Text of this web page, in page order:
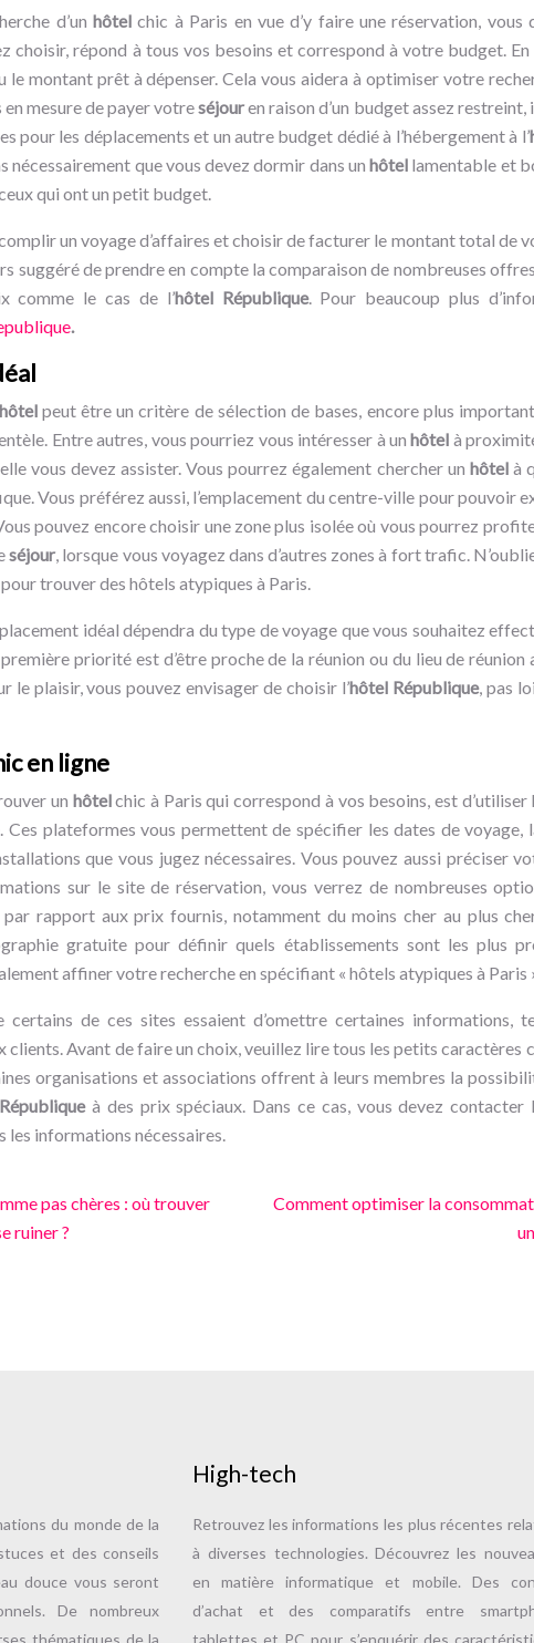
d’unhôtel chic à Paris en vue d’y faire une réservation, vous
choisir, répond à tous vos besoins et correspond à votre budget.
le montant prêt à dépenser. Cela vous aidera à optimiser votre
en mesure de payer votreséjouren raison d’un budget assez
pour les déplacements et un autre budget dédié à l’hébergement à l’
nécessairement que vous devez dormir dans unhôtel lamentable et
qui ont un petit budget.
un voyage d’affaires et choisir de facturer le montant total de
suggéré de prendre en compte la comparaison de nombreuses
comme le cas de l’hôtel République. Pour beaucoup plus
.
hôtelpeut être un critère de sélection de bases, encore plus
Entre autres, vous pourriez vous intéresser à unhôtel à
vous devez assister. Vous pourrez également chercher un hôtelà
Vous préférez aussi, l’emplacement du centre-ville pour pouvoir
pouvez encore choisir une zone plus isolée où vous pourrez
séjour, lorsque vous voyagez dans d’autres zones à fort trafic.
trouver des hôtels atypiques à Paris.
idéal dépendra du type de voyage que vous souhaitez
priorité est d’être proche de la réunion ou du lieu de réunion
le plaisir, vous pouvez envisager de choisir l’hôtel République, pas
en ligne
un hôtelchic à Paris qui correspond à vos besoins, est d’utiliser
Ces plateformes vous permettent de spécifier les dates de voyage,
que vous jugez nécessaires. Vous pouvez aussi préciser
sur le site de réservation, vous verrez de nombreuses
par rapport aux prix fournis, notamment du moins cher au plus
gratuite pour définir quels établissements sont les plus
affiner votre recherche en spécifiant « hôtels atypiques à Paris
de ces sites essaient d’omettre certaines informations,
clients. Avant de faire un choix, veuillez lire tous les petits caractères
organisations et associations offrent à leurs membres la
à des prix spéciaux. Dans ce cas, vous devez contacter
les informations nécessaires.
pas chères : où trouver
ruiner ?
Comment optimiser la
du monde de la
et des conseils
douce vous seront
De nombreux
thématiques de la
High-tech
Retrouvez les informations les plus récentes
à diverses technologies. Découvrez les
en matière informatique et mobile. Des
d’achat et des comparatifs entre
tablettes et PC pour s’enquérir des